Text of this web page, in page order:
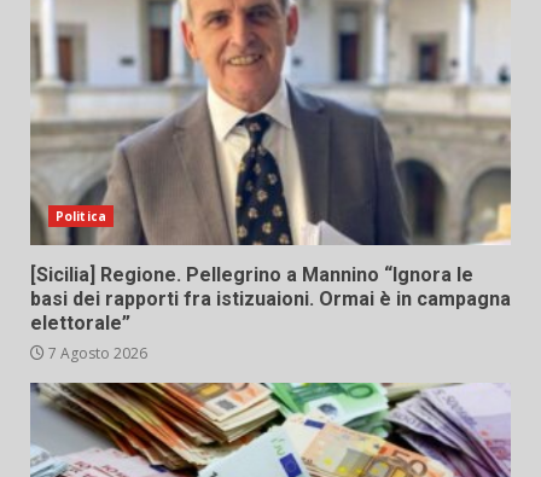
Politica
[Sicilia] Regione. Pellegrino a Mannino “Ignora le
basi dei rapporti fra istizuaioni. Ormai è in campagna
elettorale”
7 Agosto 2026